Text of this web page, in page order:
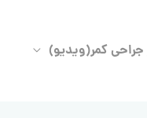
جراحی کمر(ویدیو)